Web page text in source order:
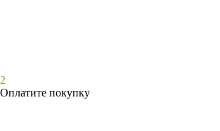
2
Оплатите покупку